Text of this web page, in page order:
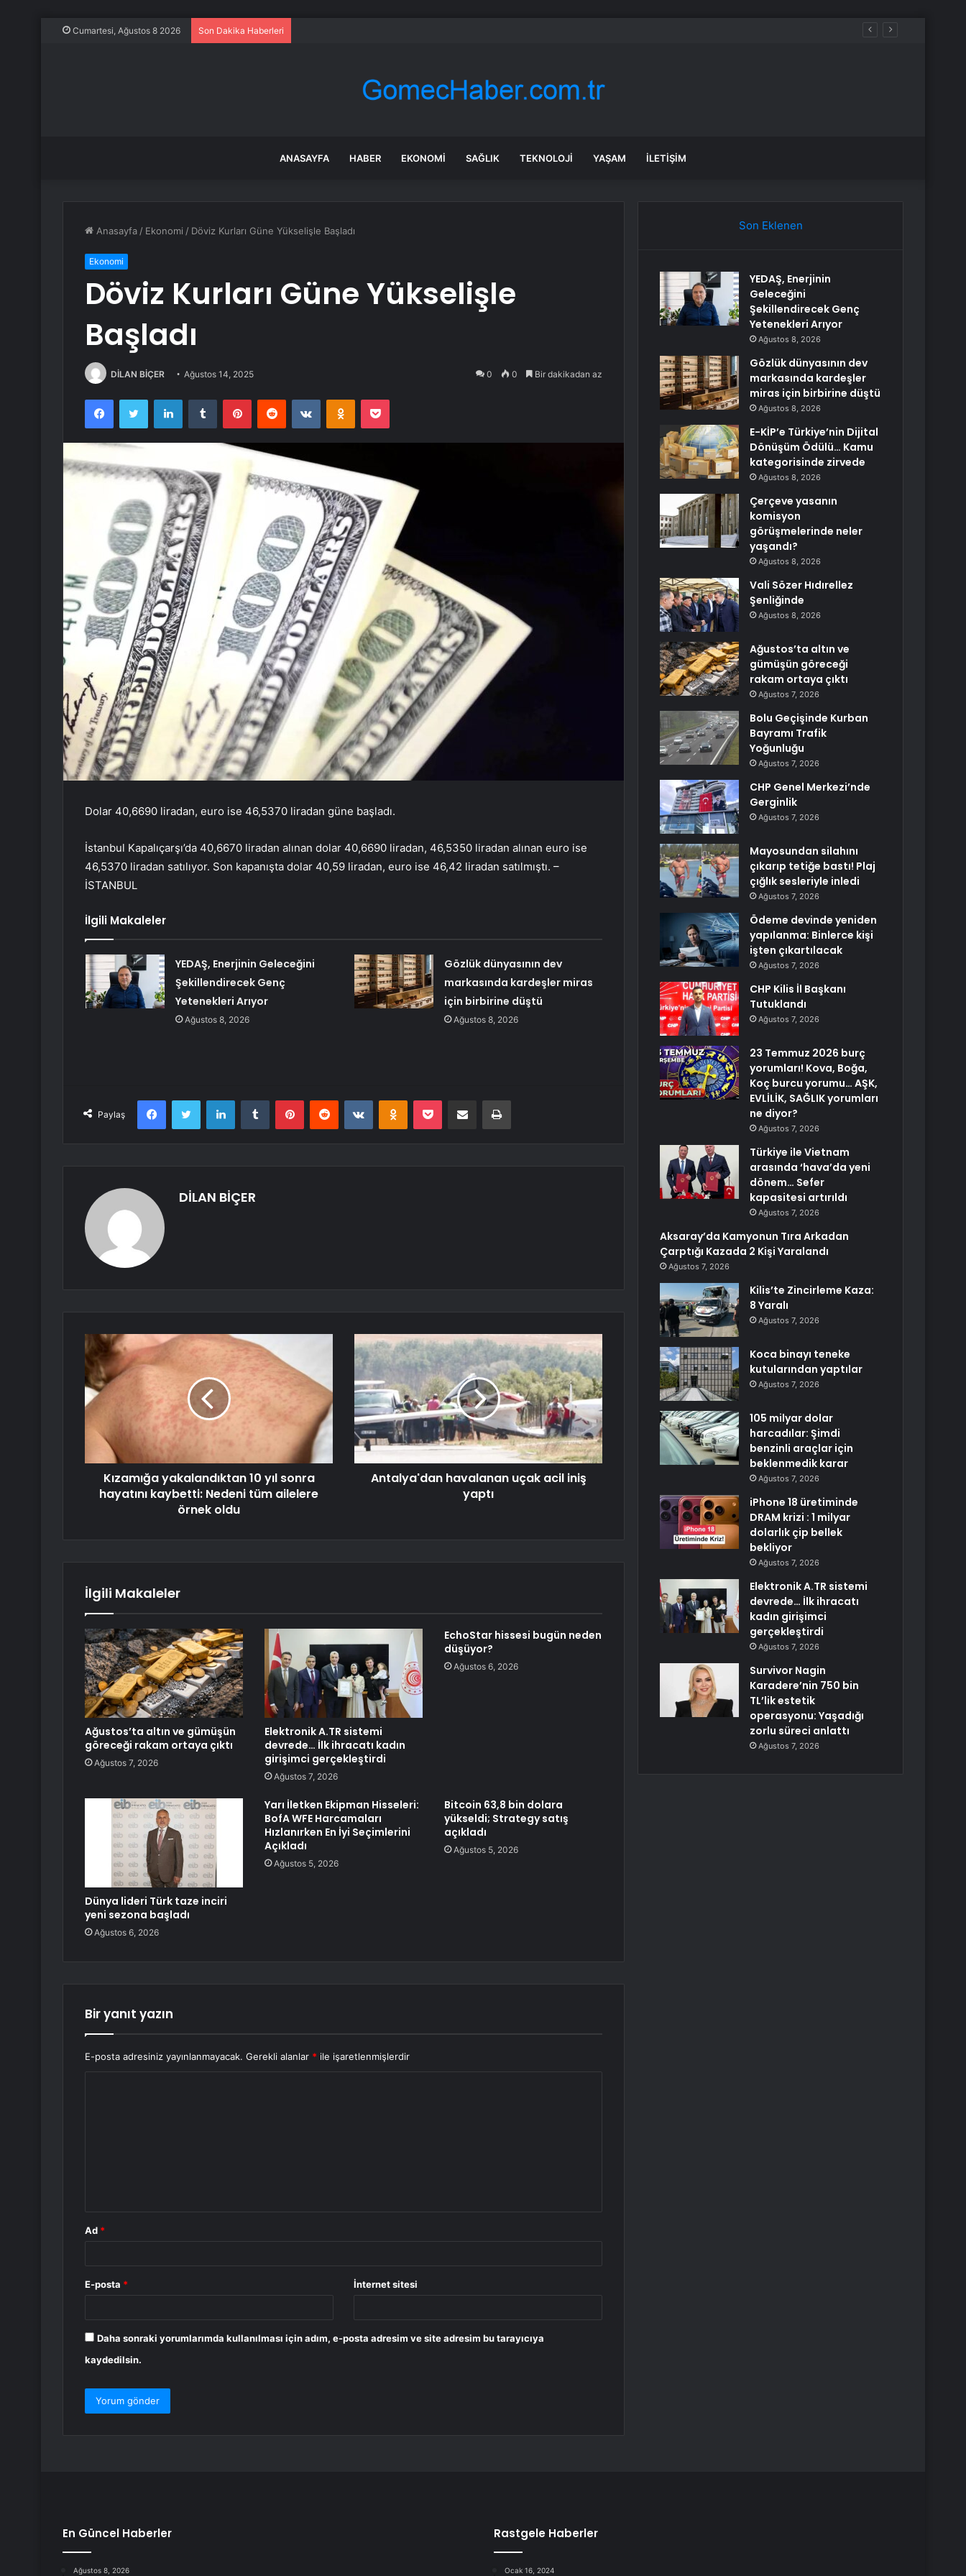
Cumartesi, Ağustos 8 2026 Son Dakika Haberleri
ANASAYFA HABER EKONOMI SAĞLIK TEKNOLOJI YAŞAM İLETIŞIM
Anasayfa / Ekonomi / Döviz Kurları Güne Yükselişle Başladı
Ekonomi
Döviz Kurları Güne Yükselişle
Başladı
DİLAN BİÇER Ağustos 14, 2025 0 0 Bir dakikadan az
FacebookTwitter LinkedInTumblr PinterestReddit VKontakteOdnoklassniki
Pocket
Dolar 40,6690 liradan, euro ise 46,5370 liradan güne başladı.
İstanbul Kapalıçarşı’da 40,6670 liradan alınan dolar 40,6690 liradan, 46,5350 liradan alınan euro ise
46,5370 liradan satılıyor. Son kapanışta dolar 40,59 liradan, euro ise 46,42 liradan satılmıştı. –
İSTANBUL
İlgili Makaleler
YEDAŞ, Enerjinin Geleceğini
Şekillendirecek Genç
Yetenekleri Arıyor
Ağustos 8, 2026
Gözlük dünyasının dev
markasında kardeşler miras
için birbirine düştü
Ağustos 8, 2026
Paylaş
FacebookTwitter LinkedInTumblr PinterestReddit VKontakteOdnoklassniki
Pocket E-Posta ile paylaş Yazdır
DİLAN BİÇER
Kızamığa yakalandıktan 10 yıl sonra
hayatını kaybetti: Nedeni tüm ailelere
örnek oldu
Antalya'dan havalanan uçak acil iniş
yaptı
İlgili Makaleler
Ağustos’ta altın ve gümüşün
göreceği rakam ortaya çıktı
Ağustos 7, 2026
Elektronik A.TR sistemi
devrede… İlk ihracatı kadın
girişimci gerçekleştirdi
Ağustos 7, 2026
EchoStar hissesi bugün neden
düşüyor?
Ağustos 6, 2026
Dünya lideri Türk taze inciri
yeni sezona başladı
Ağustos 6, 2026
Yarı İletken Ekipman Hisseleri:
BofA WFE Harcamaları
Hızlanırken En İyi Seçimlerini
Açıkladı
Ağustos 5, 2026
Bitcoin 63,8 bin dolara
yükseldi; Strategy satış
açıkladı
Ağustos 5, 2026
Bir yanıt yazın
E-posta adresiniz yayınlanmayacak. Gerekli alanlar * ile işaretlenmişlerdir
Ad *
E-posta * İnternet sitesi
Daha sonraki yorumlarımda kullanılması için adım, e-posta adresim ve site adresim bu tarayıcıya
kaydedilsin.
Son Eklenen
YEDAŞ, Enerjinin
Geleceğini
Şekillendirecek Genç
Yetenekleri Arıyor
Ağustos 8, 2026
Gözlük dünyasının dev
markasında kardeşler
miras için birbirine düştü
Ağustos 8, 2026
E-KİP’e Türkiye’nin Dijital
Dönüşüm Ödülü… Kamu
kategorisinde zirvede
Ağustos 8, 2026
Çerçeve yasanın
komisyon
görüşmelerinde neler
yaşandı?
Ağustos 8, 2026
Vali Sözer Hıdırellez
Şenliğinde
Ağustos 8, 2026
Ağustos’ta altın ve
gümüşün göreceği
rakam ortaya çıktı
Ağustos 7, 2026
Bolu Geçişinde Kurban
Bayramı Trafik
Yoğunluğu
Ağustos 7, 2026
CHP Genel Merkezi’nde
Gerginlik
Ağustos 7, 2026
Mayosundan silahını
çıkarıp tetiğe bastı! Plaj
çığlık sesleriyle inledi
Ağustos 7, 2026
Ödeme devinde yeniden
yapılanma: Binlerce kişi
işten çıkartılacak
Ağustos 7, 2026
CHP Kilis İl Başkanı
Tutuklandı
Ağustos 7, 2026
23 Temmuz 2026 burç
yorumları! Kova, Boğa,
Koç burcu yorumu… AŞK,
EVLİLİK, SAĞLIK yorumları
ne diyor?
Ağustos 7, 2026
Türkiye ile Vietnam
arasında ‘hava’da yeni
dönem… Sefer
kapasitesi artırıldı
Ağustos 7, 2026
Aksaray’da Kamyonun Tıra Arkadan
Çarptığı Kazada 2 Kişi Yaralandı
Ağustos 7, 2026
Kilis’te Zincirleme Kaza:
8 Yaralı
Ağustos 7, 2026
Koca binayı teneke
kutularından yaptılar
Ağustos 7, 2026
105 milyar dolar
harcadılar: Şimdi
benzinli araçlar için
beklenmedik karar
Ağustos 7, 2026
iPhone 18 üretiminde
DRAM krizi : 1 milyar
dolarlık çip bellek
bekliyor
Ağustos 7, 2026
Elektronik A.TR sistemi
devrede… İlk ihracatı
kadın girişimci
gerçekleştirdi
Ağustos 7, 2026
Survivor Nagin
Karadere’nin 750 bin
TL’lik estetik
operasyonu: Yaşadığı
zorlu süreci anlattı
Ağustos 7, 2026
En Güncel Haberler
Ağustos 8, 2026
Rastgele Haberler
Ocak 16, 2024